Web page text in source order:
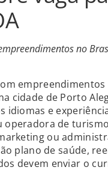
no
empreendimentos
cidade de Porto
e
de
ou
plano de saúde,
devem enviar o